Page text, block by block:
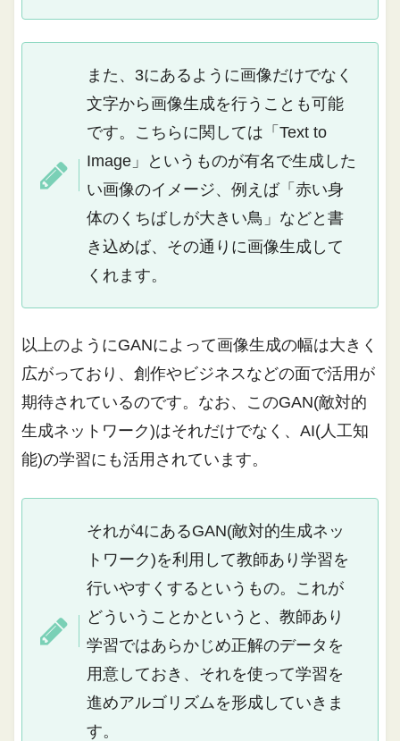
また、3にあるように画像だけでなく
文字から画像生成を行うことも可能
です。こちらに関しては「Text to
Image」というものが有名で生成した
い画像のイメージ、例えば「赤い身
体のくちばしが大きい鳥」などと書
き込めば、その通りに画像生成して
くれます。
以上のようにGANによって画像生成の幅は大きく
広がっており、創作やビジネスなどの面で活用が
期待されているのです。なお、このGAN(敵対的
生成ネットワーク)はそれだけでなく、AI(人工知
能)の学習にも活用されています。
それが4にあるGAN(敵対的生成ネッ
トワーク)を利用して教師あり学習を
行いやすくするというもの。これが
どういうことかというと、教師あり
学習ではあらかじめ正解のデータを
用意しておき、それを使って学習を
進めアルゴリズムを形成していきま
す。